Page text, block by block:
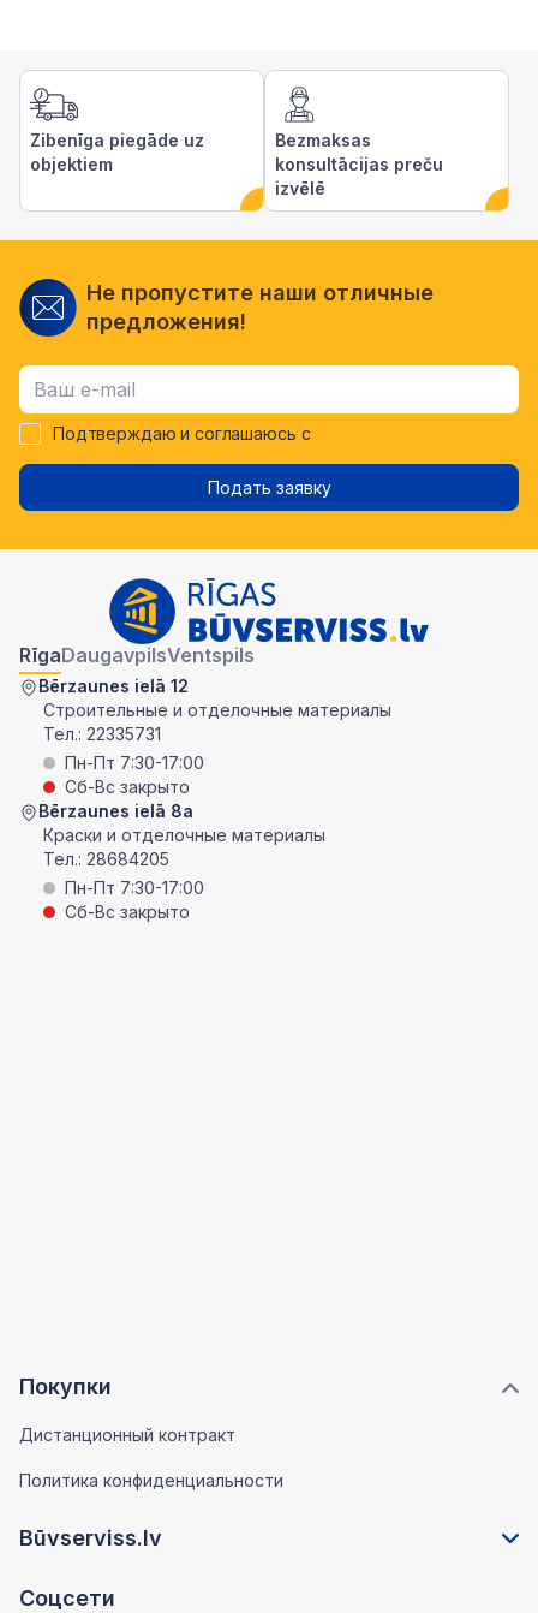
Zibenīga piegāde uz
objektiem
Bezmaksas
konsultācijas preču
izvēlē
Не пропустите наши отличные
предложения!
Подтверждаю и соглашаюсь с
Подать заявку
Покупки
Дистанционный контракт
Политика конфиденциальности
Būvserviss.lv
Соцсети
RīgaDaugavpilsVentspils
Bērzaunes ielā 12
Строительные и отделочные материалы
Тел.: 22335731
Пн-Пт 7:30-17:00
Сб-Вс закрыто
Bērzaunes ielā 8a
Краски и отделочные материалы
Тел.: 28684205
Пн-Пт 7:30-17:00
Сб-Вс закрыто